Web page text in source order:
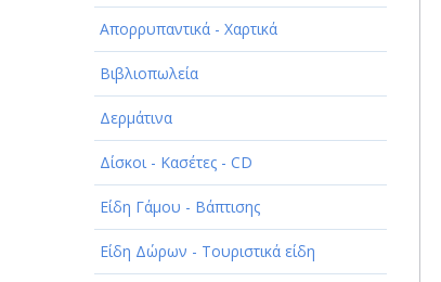
ΕΡΓΟΣΤΑΣΙΑ - ΒΙΟΜΗΧΑΝΙΕΣ
ΞΕΝΟΔΟΧΕΙΑ - ΤΟΥΡΙΣΜΟΣ
ΟΜΟΡΦΙΑ
ΠΑΡΟΧΗ ΥΠΗΡΕΣΙΩΝ
ΤΕΧΝΙΚΑ - ΚΑΤΑΣΚΕΥΑΣΤΙΚΑ
ΤΕΧΝΟΛΟΓΙΑ
Απορρυπαντικά - Χαρτικά
Βιβλιοπωλεία
Δερμάτινα
Δίσκοι - Κασέτες - CD
Είδη Γάμου - Βάπτισης
Είδη Δώρων - Τουριστικά είδη